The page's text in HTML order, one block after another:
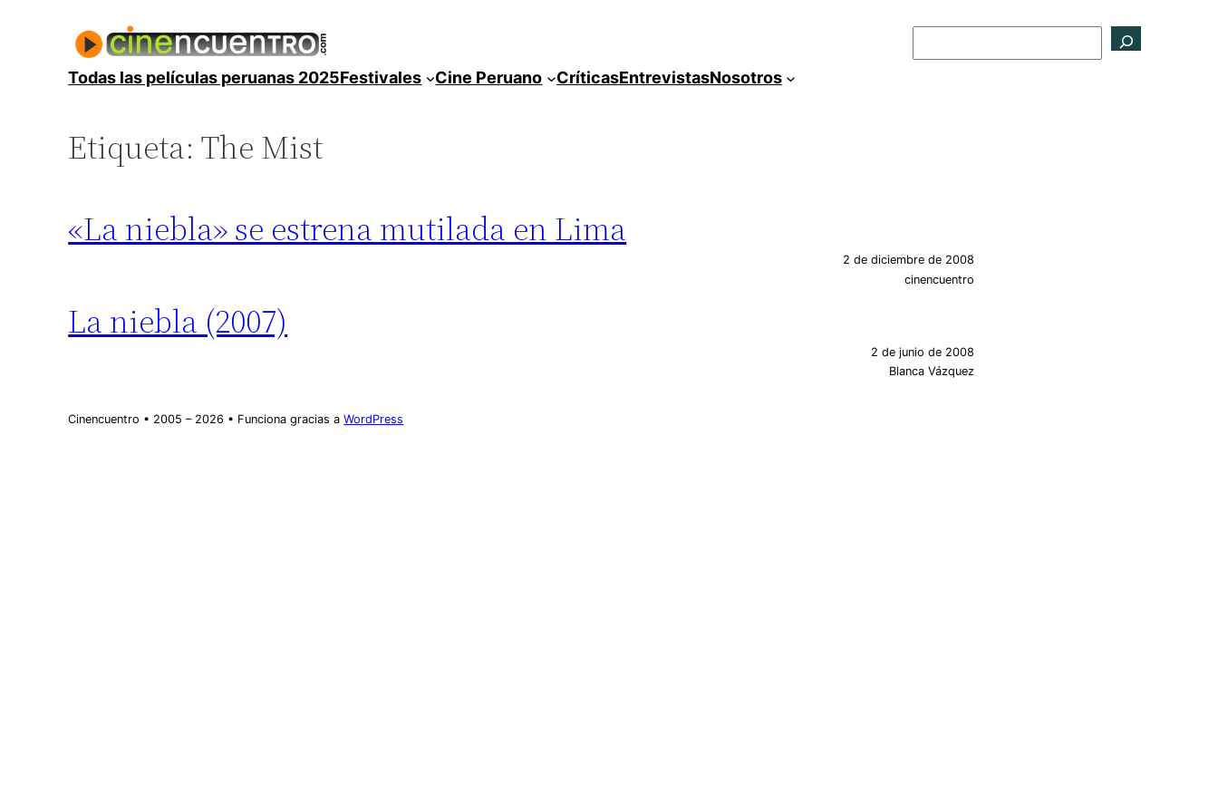
contenidoTodas las películas peruanas 2025Festivales Cine Peruano CríticasEntrevistasNosotros
Etiqueta:The Mist
«La niebla» se estrena mutilada en Lima
2 de diciembre de 2008
cinencuentro
La niebla (2007)
2 de junio de 2008
Blanca Vázquez
Cinencuentro • 2005 – 2026 • Funciona gracias aWordPress